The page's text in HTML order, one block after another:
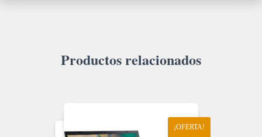
Productos relacionados
¡OFERTA!